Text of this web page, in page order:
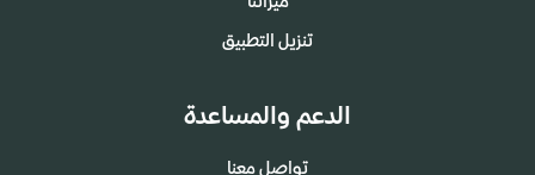
تنزيل التطبيق
الدعم والمساعدة
تواصل معنا